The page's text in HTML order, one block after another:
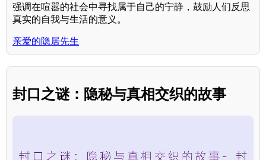
强调在喧嚣的社会中寻找属于自己的宁静，鼓励人们反思
真实的自我与生活的意义。
亲爱的隐居先生
封口之谜：隐秘与真相交织的故事